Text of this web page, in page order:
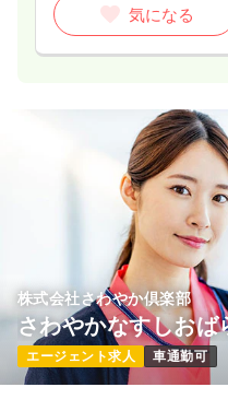
給与
お問い合わせください
時間 8:30～17:30
気になる
オペ室(手術室)正看護
日勤のみ（常勤）
23.4万円〜 /月 賞与
※経験5年の例
時間 8:30～17:30
4週8休以上
ブランク可
月給23万円以上可
気になる
株式会社さわやか倶楽部
さわやかなすしおば
エージェント求人 車通勤可